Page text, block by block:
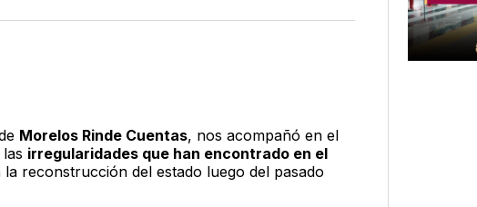
TwitterFacebook
LinkedIn
Email
Morelos Rinde Cuentas, nos acompañó en el
irregularidades que han encontrado en el
reconstrucción del estado luego del pasado